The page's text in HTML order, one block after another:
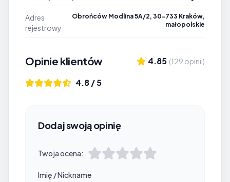
Adres
rejestrowy
Obrońców Modlina 5A/2, 30-733 Kraków,
małopolskie
Opinie klientów 4.85 (129 opinii)
4.8 / 5
Dodaj swoją opinię
Twoja ocena:
Imię / Nickname